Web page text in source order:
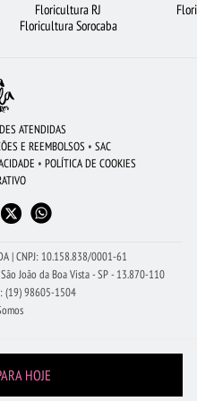
RAMALHETE DE FLORES
DE 12 ROSAS VERMELHAS
FLORES COLORIDAS
FLORICULTURA UBERLÂNDIA
BUQUÊ DE 20 ROSAS VERMELHAS
Floricultura RJ
Floricultura Sorocaba
ATENDIDAS
E REEMBOLSOS • SAC
• POLÍTICA DE COOKIES
| CNPJ: 10.158.838/0001-61
João da Boa Vista - SP - 13.870-110
(19) 98605-1504
HOJE